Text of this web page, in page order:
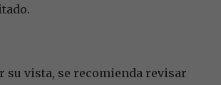
su vista, se recomienda revisar